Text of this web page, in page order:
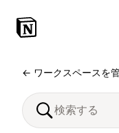
← ワークスペースを